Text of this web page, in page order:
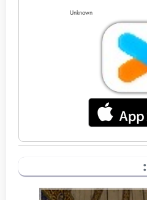
Unknown
: